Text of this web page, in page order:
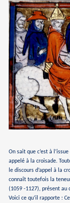
On sait que c’est à
appelé à la croisade.
le discours d’appel à la
connaît toutefois la
(1059 -1127), présent au
Voici ce qu’il rapporte :